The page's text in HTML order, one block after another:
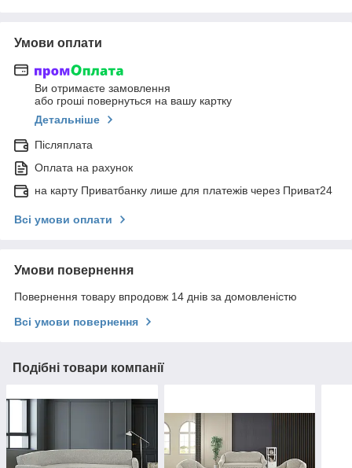
Умови оплати
Ви отримаєте замовлення
або гроші повернуться на вашу картку
Детальніше
Післяплата
Оплата на рахунок
на карту Приватбанку лише для платежів через Приват24
Всі умови оплати
Умови повернення
Повернення товару впродовж 14 днів за домовленістю
Всі умови повернення
Подібні товари компанії